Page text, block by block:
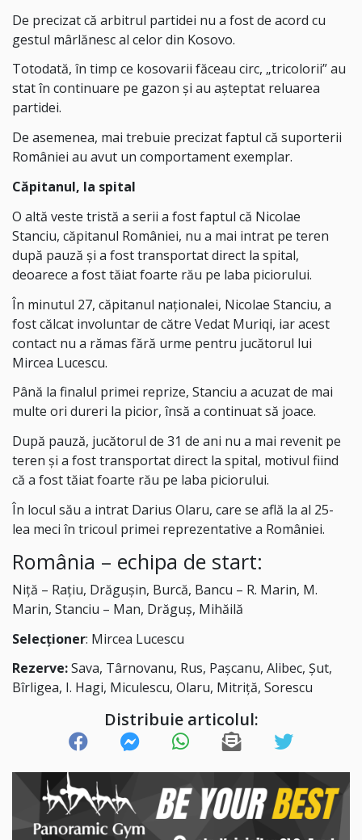
De precizat că arbitrul partidei nu a fost de acord cu
gestul mârlănesc al celor din Kosovo.
Totodată, în timp ce kosovarii făceau circ, „tricolorii” au
stat în continuare pe gazon și au așteptat reluarea
partidei.
De asemenea, mai trebuie precizat faptul că suporterii
României au avut un comportament exemplar.
Căpitanul, la spital
O altă veste tristă a serii a fost faptul că Nicolae
Stanciu, căpitanul României, nu a mai intrat pe teren
după pauză și a fost transportat direct la spital,
deoarece a fost tăiat foarte rău pe laba piciorului.
În minutul 27, căpitanul naționalei, Nicolae Stanciu, a
fost călcat involuntar de către Vedat Muriqi, iar acest
contact nu a rămas fără urme pentru jucătorul lui
Mircea Lucescu.
Până la finalul primei reprize, Stanciu a acuzat de mai
multe ori dureri la picior, însă a continuat să joace.
După pauză, jucătorul de 31 de ani nu a mai revenit pe
teren și a fost transportat direct la spital, motivul fiind
că a fost tăiat foarte rău pe laba piciorului.
În locul său a intrat Darius Olaru, care se află la al 25-
lea meci în tricoul primei reprezentative a României.
România – echipa de start:
Niță – Rațiu, Drăgușin, Burcă, Bancu – R. Marin, M.
Marin, Stanciu – Man, Drăguș, Mihăilă
Selecționer: Mircea Lucescu
Rezerve:Sava, Târnovanu, Rus, Pașcanu, Alibec, Șut,
Bîrligea, I. Hagi, Miculescu, Olaru, Mitriță, Sorescu
Distribuie articolul: